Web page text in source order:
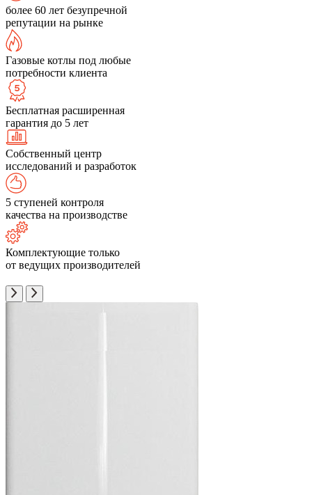
более 60 лет безупречной
репутации на рынке
Газовые котлы под любые
потребности клиента
Бесплатная расширенная
гарантия до 5 лет
Собственный центр
исследований и разработок
5 ступеней контроля
качества на производстве
Комплектующие только
от ведущих производителей